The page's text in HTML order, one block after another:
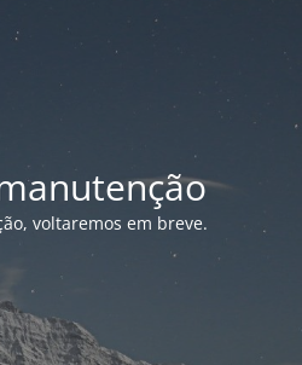
voltaremos em breve.